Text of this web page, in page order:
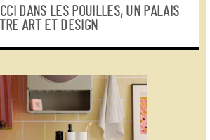
DANS LES POUILLES, UN PALAIS
ART ET DESIGN